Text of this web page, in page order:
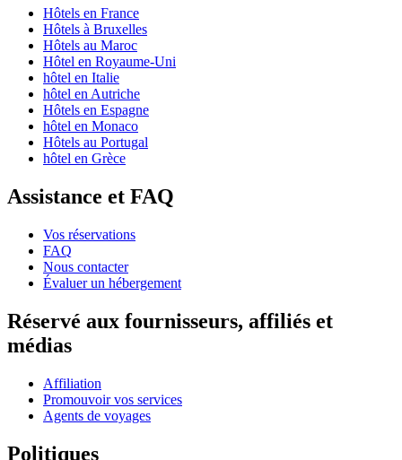
Hôtels en France
Hôtels à Bruxelles
Hôtels au Maroc
Hôtel en Royaume-Uni
hôtel en Italie
hôtel en Autriche
Hôtels en Espagne
hôtel en Monaco
Hôtels au Portugal
hôtel en Grèce
Assistance et FAQ
Vos réservations
FAQ
Nous contacter
Évaluer un hébergement
Réservé aux fournisseurs, affiliés et
médias
Affiliation
Promouvoir vos services
Agents de voyages
Politiques